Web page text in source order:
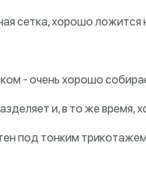
сетка, хорошо ложится
- очень хорошо
и, в то же время,
под тонким